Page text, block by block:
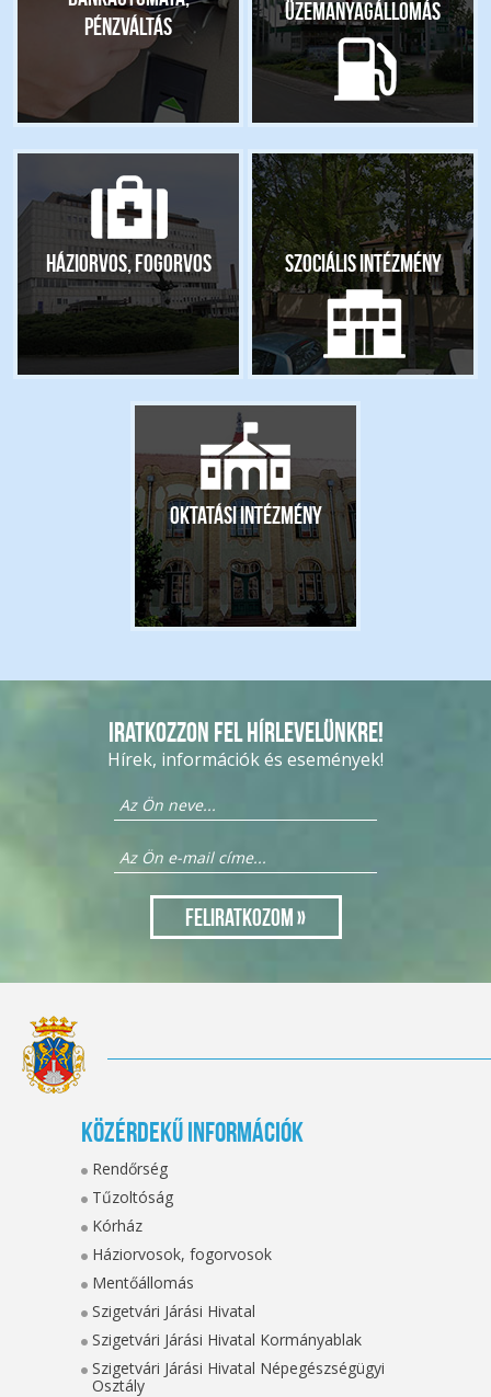
pénzváltás
Üzemanyagállomás
Háziorvos, fogorvos Szociális intézmény
Oktatási intézmény
Iratkozzon fel hírlevelünkre!
Hírek, információk és események!
Közérdekű információk
Rendőrség
Tűzoltóság
Kórház
Háziorvosok, fogorvosok
Mentőállomás
Szigetvári Járási Hivatal
Szigetvári Járási Hivatal Kormányablak
Szigetvári Járási Hivatal Népegészségügyi
Osztály